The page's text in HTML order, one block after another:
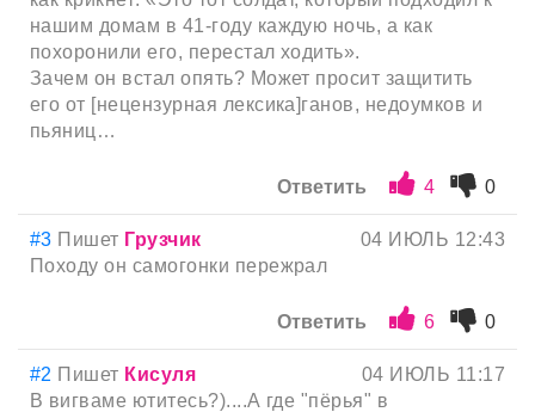
нашим домам в 41-году каждую ночь, а как
похоронили его, перестал ходить».
Зачем он встал опять? Может просит защитить
его от [нецензурная лексика]ганов, недоумков и
пьяниц…
Ответить 4 0
#3 Пишет Грузчик
04 ИЮЛЬ 12:43
Походу он самогонки пережрал
Ответить 6 0
#2 Пишет Кисуля
04 ИЮЛЬ 11:17
В вигваме ютитесь?)....А где "пёрья" в